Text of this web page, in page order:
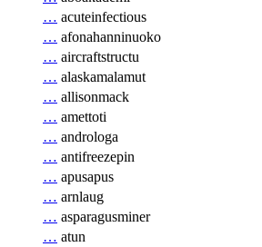
… acuteinfectious
… afonahanninuoko
… aircraftstructu
… alaskamalamut
… allisonmack
… amettoti
… androloga
… antifreezepin
… apusapus
… arnlaug
… asparagusminer
… atun